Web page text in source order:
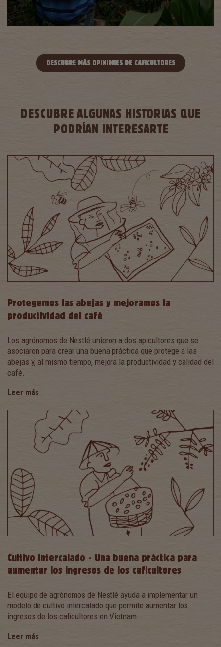
DESCUBRE MÁS OPINIONES DE CAFICULTORES
DESCUBRE ALGUNAS HISTORIAS QUE
PODRÍAN INTERESARTE
Protegemos las abejas y mejoramos la
productividad del café
Los agrónomos de Nestlé unieron a dos apicultores que se
asociaron para crear una buena práctica que protege a las
abejas y, al mismo tiempo, mejora la productividad y calidad del
café.
Leer más
Cultivo intercalado - Una buena práctica para
aumentar los ingresos de los caficultores
El equipo de agrónomos de Nestlé ayuda a implementar un
modelo de cultivo intercalado que permite aumentar los
ingresos de los caficultores en Vietnam.
Leer más